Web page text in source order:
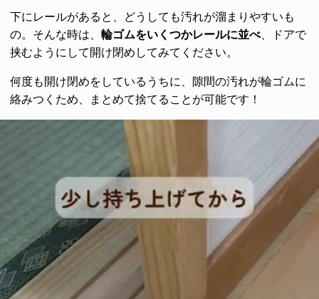
下にレールがあると、どうしても汚れが溜まりやすいも
の。そんな時は、 輪ゴムをいくつかレールに並べ、ドアで
挟むようにして開け閉めしてみてください。
何度も開け閉めをしているうちに、隙間の汚れが輪ゴムに
絡みつくため、まとめて捨てることが可能です！